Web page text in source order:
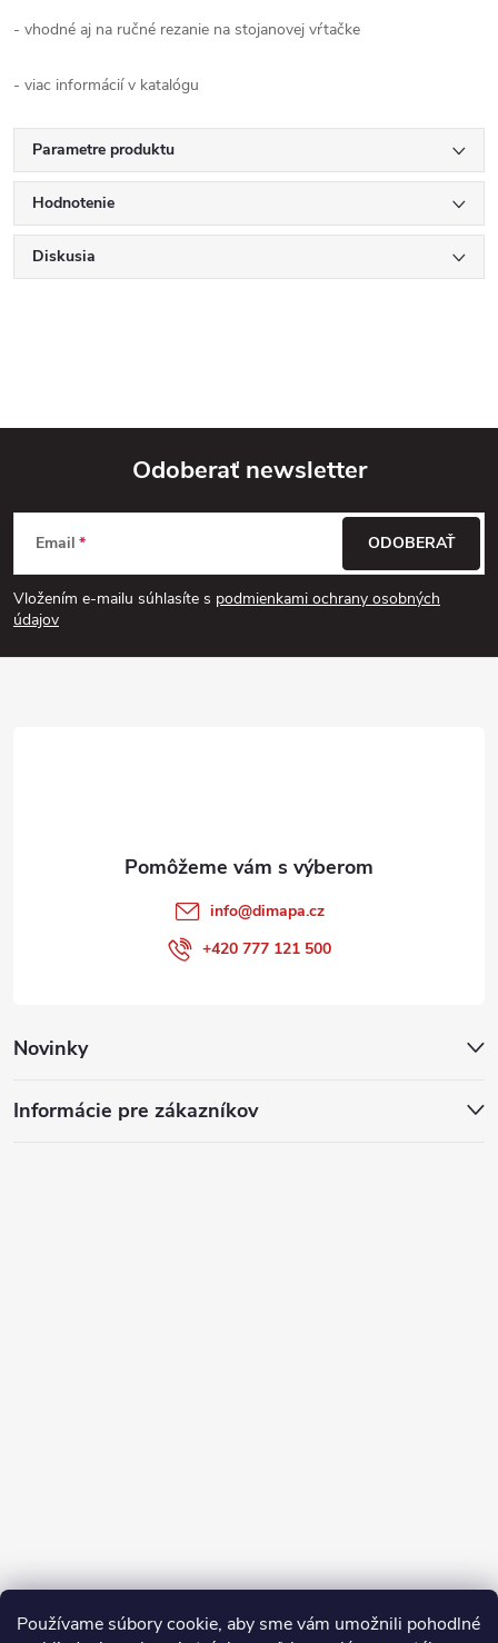
Používame súbory cookie, aby sme vám umožnili pohodlné
- vhodné aj na ručné rezanie na stojanovej vŕtačke
- viac informácií v katalógu
Parametre produktu
Hodnotenie
Diskusia
Z
á
p
Odoberať newsletter
Email
Vložením e-mailu súhlasíte s podmienkami ochrany osobných
údajov
ODOBERAŤ
Novinky
Informácie pre zákazníkov
info@dimapa.cz
+420 777 121 500